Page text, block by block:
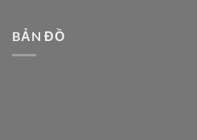
BẢN ĐỒ